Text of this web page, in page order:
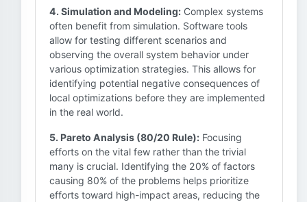
4. Simulation and Modeling: Complex systems
often benefit from simulation. Software tools
allow for testing different scenarios and
observing the overall system behavior under
various optimization strategies. This allows for
identifying potential negative consequences of
local optimizations before they are implemented
in the real world.
5. Pareto Analysis (80/20 Rule): Focusing
efforts on the vital few rather than the trivial
many is crucial. Identifying the 20% of factors
causing 80% of the problems helps prioritize
efforts toward high-impact areas, reducing the